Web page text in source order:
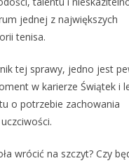
jednej z największych
tenisa.
tej sprawy, jedno jest
w karierze Świątek i
o potrzebie zachowania
wrócić na szczyt? Czy